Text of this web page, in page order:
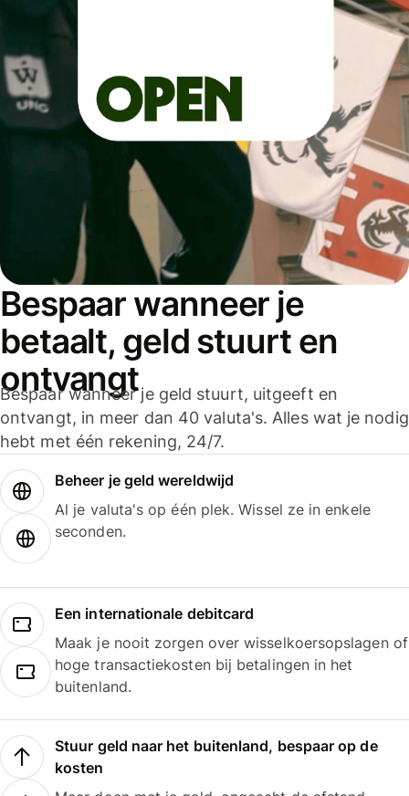
Bespaar wanneer je
betaalt, geld stuurt en
ontvangt
Bespaar wanneer je geld stuurt, uitgeeft en
ontvangt, in meer dan 40 valuta's. Alles wat je nodig
hebt met één rekening, 24/7.
Beheer je geld wereldwijd
Al je valuta's op één plek. Wissel ze in enkele
seconden.
Een internationale debitcard
Maak je nooit zorgen over wisselkoersopslagen of
hoge transactiekosten bij betalingen in het
buitenland.
Stuur geld naar het buitenland, bespaar op de
kosten